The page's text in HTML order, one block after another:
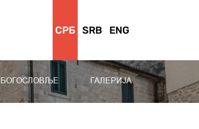
СРБ SRB ENG
БОГОСЛОВЉЕ ГАЛЕРИЈА